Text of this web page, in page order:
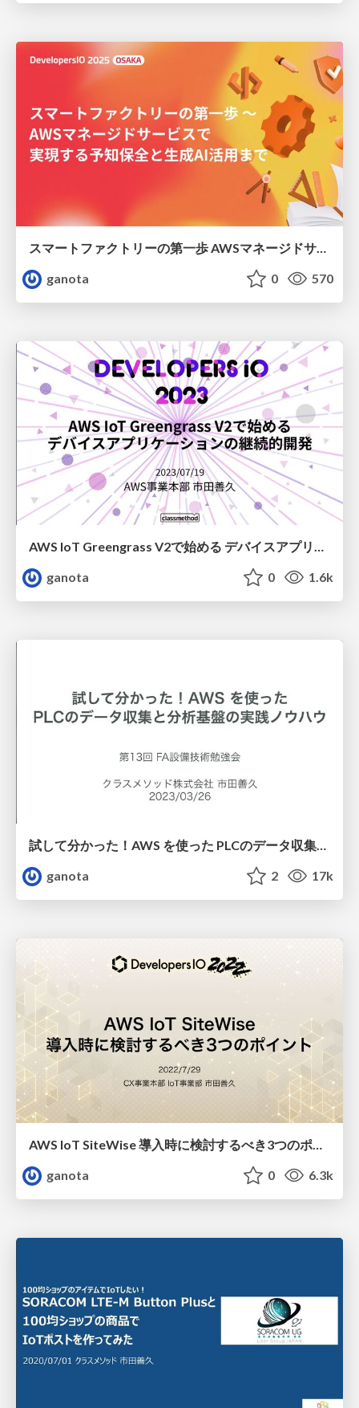
ganota
0 570
AWS IoT Greengrass V2で始める デバイスアプリケーションの継続的開発
ganota
0 1.6k
試して分かった！AWS を使った PLCのデータ収集と分析基盤の実践ノウハウ #FA設備技術勉強会#13
ganota
2 17k
AWS IoT SiteWise 導入時に検討するべき3つのポイント
ganota
0 6.3k